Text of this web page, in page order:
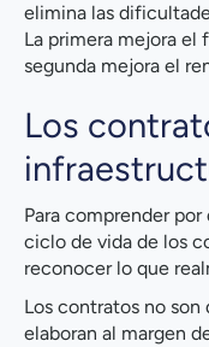
elimina las
La primera mejora el
segunda mejora el
Los
Para comprender
ciclo de vida de los
reconocer lo que
Los contratos no
elaboran al margen